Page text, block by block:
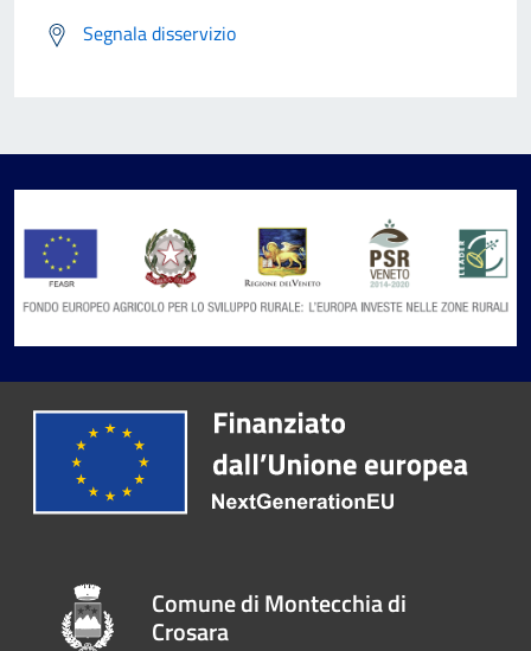
Segnala disservizio
Comune di Montecchia di
Crosara